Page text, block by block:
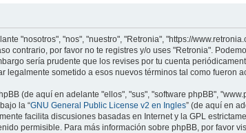
"nosotros", "nos", "nuestro", "Retronia", "https://
contrario, por favor no te registres y/o uses "Retronia".
sería prudente que los revises por tu cuenta
legalmente sometido a esos nuevos términos tal como fueron
(de aquí en adelante "ellos", "sus", "software phpBB",
la “GNU General Public License v2 en Ingles” (de aquí en
facilita discusiones basadas en Internet y la GPL
permisible. Para más información sobre phpBB, por favor